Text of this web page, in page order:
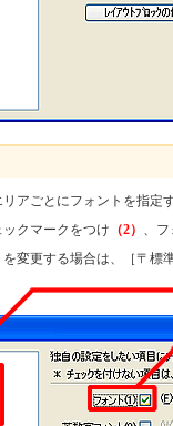
リアごとにフォントを指
ックマークをつけ （2） 、
変更する場合は、［〒標